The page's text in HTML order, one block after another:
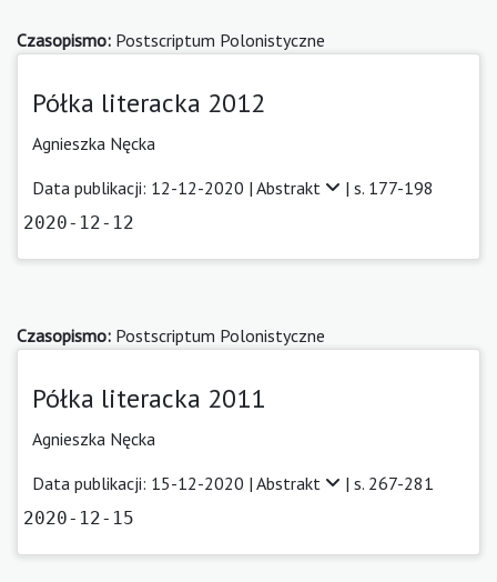
Czasopismo: Postscriptum Polonistyczne
Półka literacka 2012
Agnieszka Nęcka
Data publikacji: 12-12-2020 | Abstrakt | s. 177-198
2020-12-12
Czasopismo: Postscriptum Polonistyczne
Półka literacka 2011
Agnieszka Nęcka
Data publikacji: 15-12-2020 | Abstrakt | s. 267-281
2020-12-15